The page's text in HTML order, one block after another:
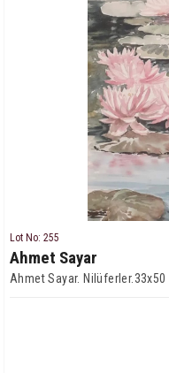
Lot No: 255
Ahmet Sayar
Ahmet Sayar. Nilüferler.33x50